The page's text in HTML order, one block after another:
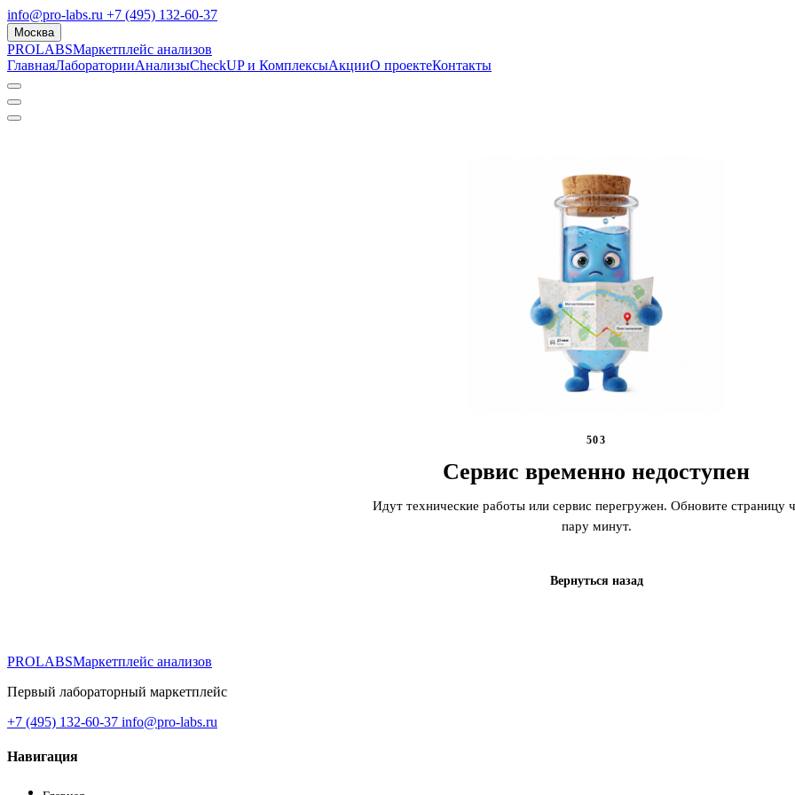
info@pro-labs.ru +7 (495) 132-60-37
Москва
PROLABSМаркетплейс анализов
ГлавнаяЛабораторииАнализыCheckUP и КомплексыАкцииО проектеКонтакты
503
Сервис временно недоступен
Идут технические работы или сервис перегружен. Обновите страницу
пару минут.
Вернуться назад
PROLABSМаркетплейс анализов
Первый лабораторный маркетплейс
+7 (495) 132-60-37 info@pro-labs.ru
Навигация